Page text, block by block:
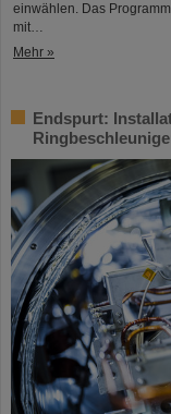
einwählen. Das
mit…
Mehr »
Endspurt: